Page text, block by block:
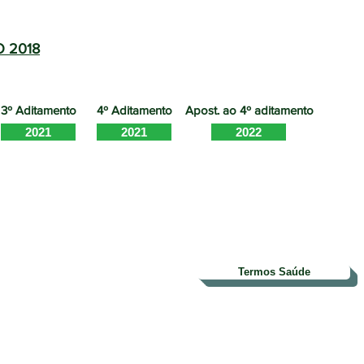
2018
3º Aditamento
2021
4º Aditamento
2021
Apost. ao 4º aditamento
2022
Termos Saúde